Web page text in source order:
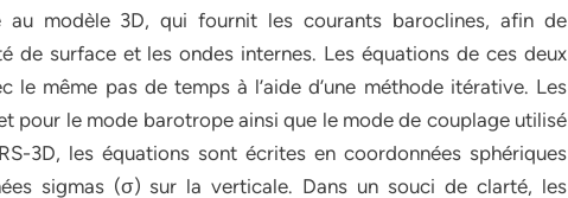
modèle 3D, qui fournit les courants baroclines, afin de
de surface et les ondes internes. Les équations de ces deux
le même pas de temps à l’aide d’une méthode itérative. Les
pour le mode barotrope ainsi que le mode de couplage utilisé
3D, les équations sont écrites en coordonnées sphériques
sigmas (σ) sur la verticale. Dans un souci de clarté, les